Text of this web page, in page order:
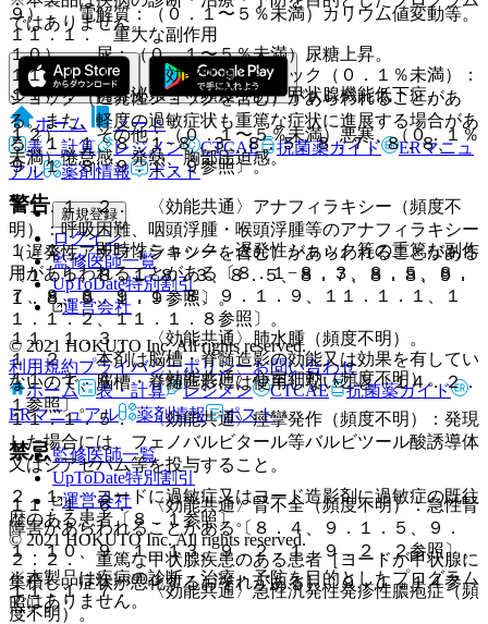
９）． 電解質：（０．１〜５％未満）カリウム値変動等。
１０）． 尿：（０．１〜５％未満）尿糖上昇。
１１）． 内分泌系：（頻度不明）甲状腺機能低下症。
１２）． その他：（０．１〜５％未満）悪寒、（０．１％
未満）倦怠感、発熱、胸部圧迫感。
警告
１．１． 即時性ショック、遅発性ショック等の重篤な副作
用があらわれることがある〔８．１−８．３、８．５、８．
７、８．８、９．１．８、９．１．９、１１．１．１、１
１．１．２、１１．１．８参照〕。
１．２． 本剤は脳槽・脊髄造影の効能又は効果を有してい
ないので、脳槽・脊髄造影には使用しないこと〔１４．２．
１参照〕。
禁忌
２．１． ヨードに過敏症又はヨード造影剤に過敏症の既往
歴のある患者〔８．１参照〕。
２．２． 重篤な甲状腺疾患のある患者［ヨードが甲状腺に
集積し、症状が悪化するおそれがある］〔９．１．１４参
照〕。
１１．１． 重大な副作用
１１．１．１． 〈効能共通〉ショック（０．１％未満）：
ショック（遅発性ショックを含む）があらわれることがあ
る。また、軽度の過敏症状も重篤な症状に進展する場合があ
る〔１．１、８．１−８．３、８．５、８．７、８．８、
９．１．８、９．１．９参照〕。
１１．１．２． 〈効能共通〉アナフィラキシー（頻度不
明）：呼吸困難、咽頭浮腫・喉頭浮腫等のアナフィラキシー
（遅発性アナフィラキシーを含む）があらわれることがある
〔１．１、８．１−８．３、８．５、８．７、８．８、９．
１．８、９．１．９参照〕。
１１．１．３． 〈効能共通〉肺水腫（頻度不明）。
１１．１．４． 〈効能共通〉心室細動（頻度不明）。
１１．１．５． 〈効能共通〉痙攣発作（頻度不明）：発現
した場合には、フェノバルビタール等バルビツール酸誘導体
又はジアゼパム等を投与すること。
１１．１．６． 〈効能共通〉腎不全（頻度不明）：急性腎
障害があらわれることがある〔８．４、９．１．５、９．
１．１０、９．１．１３、９．２．１、９．２．２参照〕。
１１．１．７． 〈効能共通〉急性汎発性発疹性膿疱症（頻
度不明）。
ではありません。
ホーム
ノート
表・計算
レジメン CTCAE 抗菌薬ガイド
ERマニュ
アル
薬剤情報 ポスト
新規登録
ログイン
監修医師一覧
UpToDate特別割引
運営会社
© 2021 HOKUTO Inc. All rights reserved.
利用規約プライバシーポリシーお問い合わせ
ホーム
表・計算 レジメン CTCAE
抗菌薬ガイド
ERマニュアル
薬剤情報 ポスト
監修医師一覧
UpToDate特別割引
運営会社
© 2021 HOKUTO Inc. All rights reserved.
※本製品は疾病の診断・治療・予防を目的としたプログラム
ではありません。